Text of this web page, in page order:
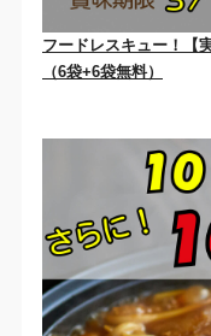
フードレスキュー！【
（6袋+6袋無料）